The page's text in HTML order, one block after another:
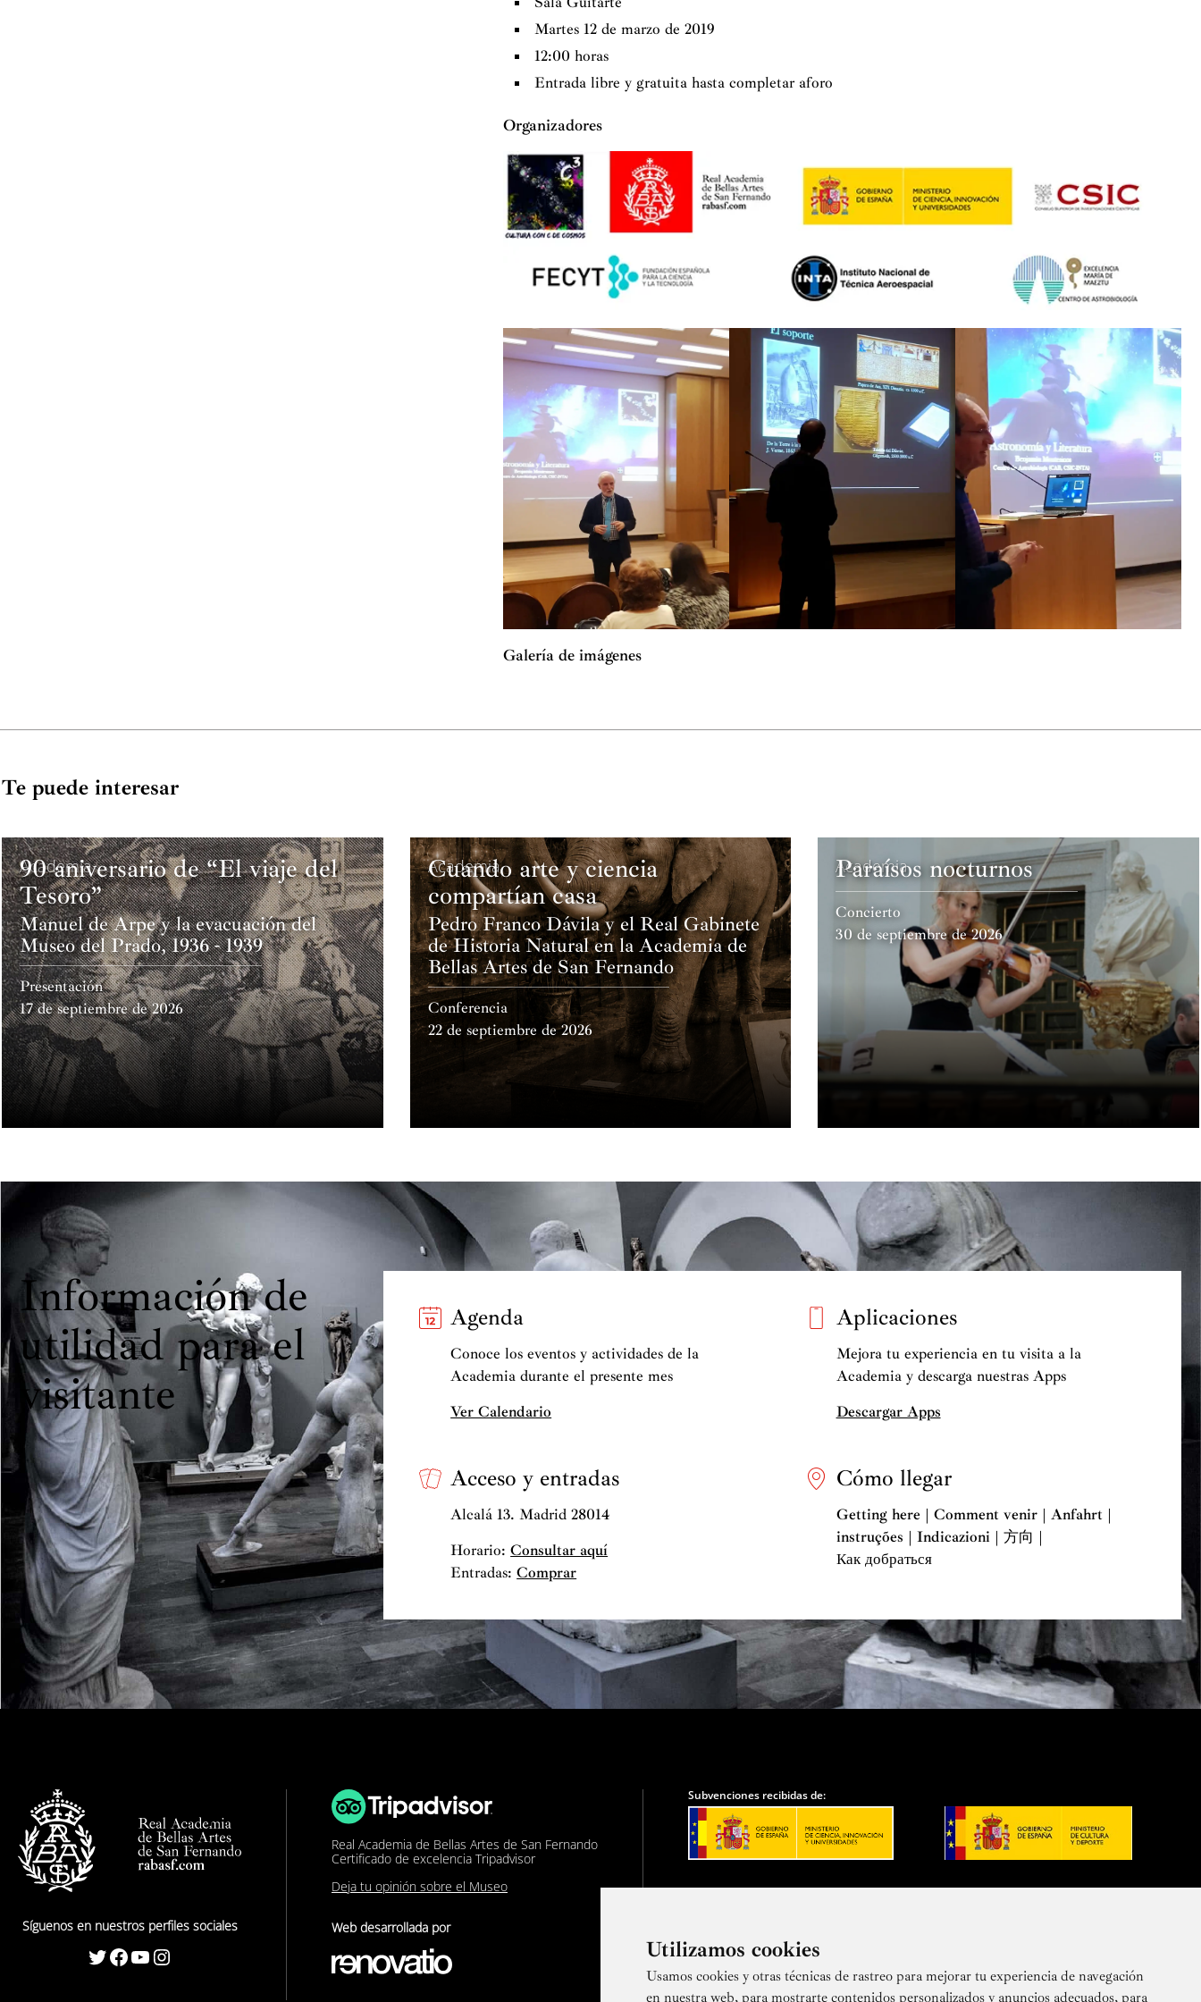
Utilizamos cookies
Usamos cookies y otras técnicas de rastreo para mejorar tu experiencia de navegación
en nuestra web, para mostrarte contenidos personalizados y anuncios adecuados, para
Española de Astronomía.
Martes 12 de marzo de 2019
12:00 horas
Entrada libre y gratuita hasta completar aforo
Organizadores
Galería de imágenes
Te puede interesar
Academia
90 aniversario de “El viaje del
Tesoro”
Manuel de Arpe y la evacuación del
Museo del Prado, 1936 - 1939
Presentación
17 de septiembre de 2026
Academia
Cuando arte y ciencia
compartían casa
Pedro Franco Dávila y el Real Gabinete
de Historia Natural en la Academia de
Bellas Artes de San Fernando
Conferencia
22 de septiembre de 2026
Academia
Paraísos nocturnos
Concierto
30 de septiembre de 2026
Información de
utilidad para el
visitante
Agenda
Conoce los eventos y actividades de la
Academia durante el presente mes
Ver Calendario
Aplicaciones
Mejora tu experiencia en tu visita a la
Academia y descarga nuestras Apps
Descargar Apps
Acceso y entradas
Alcalá 13. Madrid 28014
Horario:Consultar aquí
Entradas:Comprar
Cómo llegar
Getting here | Comment venir | Anfahrt |
instruções | Indicazioni | 方向 |
Как добраться
Síguenos en nuestros perfiles sociales
Twitter Facebook YouTube Instagram
Real Academia de Bellas Artes de San Fernando
Certificado de excelencia Tripadvisor
Deja tu opinión sobre el Museo
Web desarrollada por
Subvenciones recibidas de:
Suscríbete a nuestra newsletter